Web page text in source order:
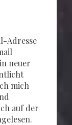
Adresse
neuer
mich
auf der